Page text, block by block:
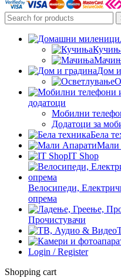
Дом
додатоци
Мобилни
Додатоци за
Бела
Мали
IT Shop
Велосипеди,
опрема
Прочистувачи
Login / Register
Shopping cart